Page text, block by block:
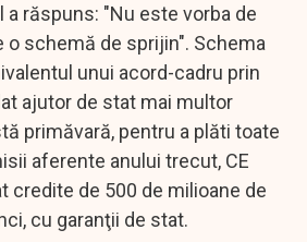
a răspuns: "Nu este vorba de
o schemă de sprijin". Schema
unui acord-cadru prin
ajutor de stat mai multor
primăvară, pentru a plăti toate
aferente anului trecut, CE
credite de 500 de milioane de
cu garanţii de stat.